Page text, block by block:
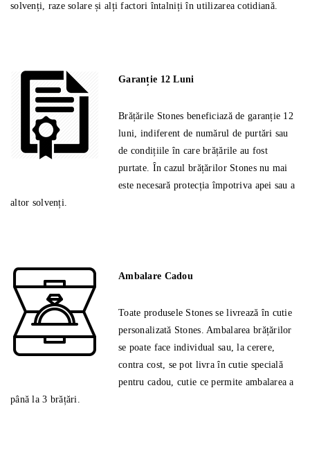
solvenți, raze solare și alți factori întalniți în utilizarea cotidiană.
Garanție 12 Luni
Brățările Stones beneficiază de garanție 12
luni, indiferent de numărul de purtări sau
de condițiile în care brățările au fost
purtate. În cazul brățărilor Stones nu mai
este necesară protecția împotriva apei sau a
altor solvenți.
Ambalare Cadou
Toate produsele Stones se livrează în cutie
personalizată Stones. Ambalarea brățărilor
se poate face individual sau, la cerere,
contra cost, se pot livra în cutie specială
pentru cadou, cutie ce permite ambalarea a
până la 3 brățări.